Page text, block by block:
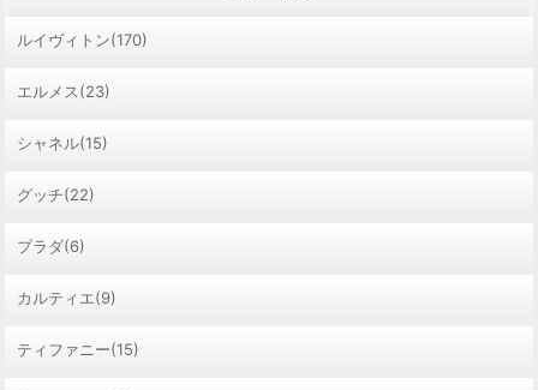
ルイヴィトン(170)
エルメス(23)
シャネル(15)
グッチ(22)
プラダ(6)
カルティエ(9)
ティファニー(15)